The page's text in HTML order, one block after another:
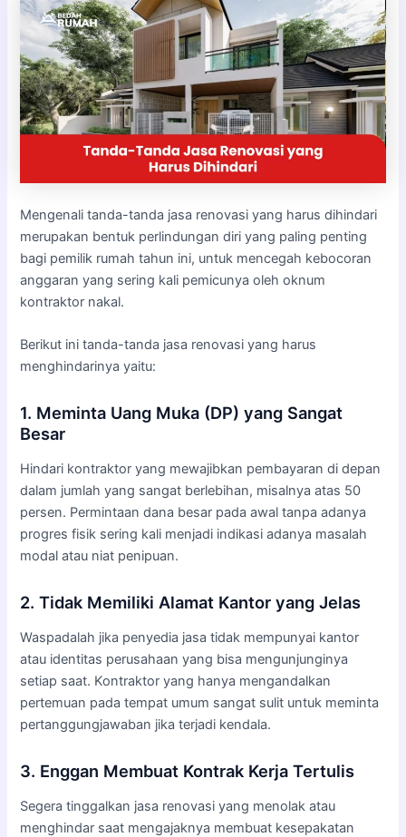
Mengenali tanda-tanda jasa renovasi yang harus dihindari
merupakan bentuk perlindungan diri yang paling penting
bagi pemilik rumah tahun ini, untuk mencegah kebocoran
anggaran yang sering kali pemicunya oleh oknum
kontraktor nakal.
Berikut ini tanda-tanda jasa renovasi yang harus
menghindarinya yaitu:
1. Meminta Uang Muka (DP) yang Sangat
Besar
Hindari kontraktor yang mewajibkan pembayaran di depan
dalam jumlah yang sangat berlebihan, misalnya atas 50
persen. Permintaan dana besar pada awal tanpa adanya
progres fisik sering kali menjadi indikasi adanya masalah
modal atau niat penipuan.
2. Tidak Memiliki Alamat Kantor yang Jelas
Waspadalah jika penyedia jasa tidak mempunyai kantor
atau identitas perusahaan yang bisa mengunjunginya
setiap saat. Kontraktor yang hanya mengandalkan
pertemuan pada tempat umum sangat sulit untuk meminta
pertanggungjawaban jika terjadi kendala.
3. Enggan Membuat Kontrak Kerja Tertulis
Segera tinggalkan jasa renovasi yang menolak atau
menghindar saat mengajaknya membuat kesepakatan